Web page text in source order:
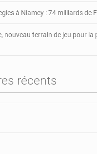
à Niamey : 74 milliards de
nouveau terrain de jeu pour la
récents